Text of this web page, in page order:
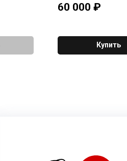
системой и наушниками
60 000 ₽
Купить